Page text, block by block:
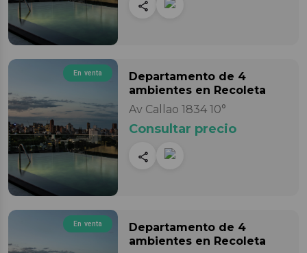
En venta Departamento de 4
ambientes en Recoleta
Av Callao 1834 10°
Consultar precio
En venta Departamento de 4
ambientes en Recoleta